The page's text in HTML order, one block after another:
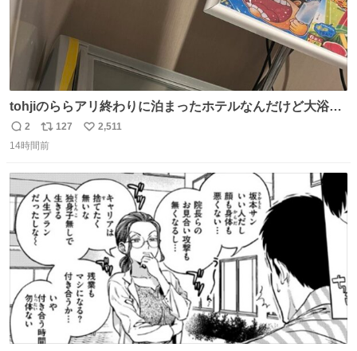
tohjiのららアリ終わりに泊まったホテルなんだけど大浴場
にアイス置いてあって バニラがこれだった 粋な計らいあり
がとう
返
信
2
リ
ポ
ト
数
127
い
数
2,511
14時間前